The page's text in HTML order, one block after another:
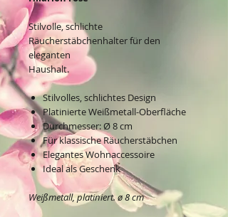
Stilvolle, schlichte
Räucherstäbchenhalter für den
eleganten
Haushalt.
Stilvolles, schlichtes Design
Platinierte Weißmetall-Oberfläche
Durchmesser: Ø 8 cm
Für klassische Räucherstäbchen
Elegantes Wohnaccessoire
Ideal als Geschenk
Weißmetall, platiniert. ø 8 cm